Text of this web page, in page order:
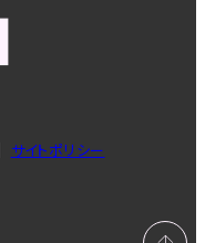
サイトポリシー